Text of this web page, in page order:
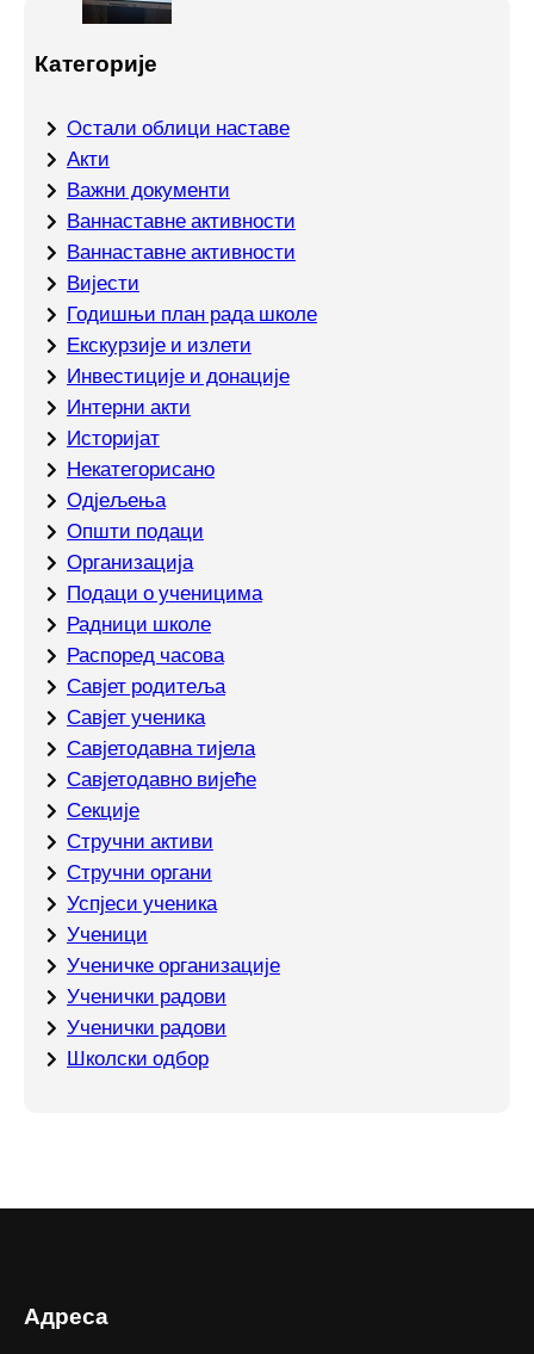
Категорије
Oстали облици наставе
Акти
Важни документи
Ваннаставне активности
Ваннаставне активности
Вијести
Годишњи план рада школе
Екскурзије и излети
Инвестиције и донације
Интерни акти
Историјат
Некатегорисано
Одјељења
Општи подаци
Организација
Подаци о ученицима
Радници школе
Распоред часова
Савјет родитеља
Савјет ученика
Савјетодавна тијела
Савјетодавно вијеће
Секције
Стручни активи
Стручни органи
Успјеси ученика
Ученици
Ученичке организације
Ученички радови
Ученички радови
Школски одбор
Адреса